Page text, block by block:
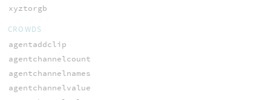
xyztorgb
CROWDS
agentaddclip
agentchannelcount
agentchannelnames
agentchannelvalue